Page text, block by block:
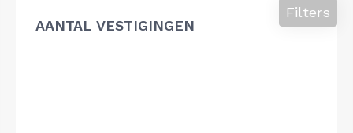
AANTAL VESTIGINGEN
Filters